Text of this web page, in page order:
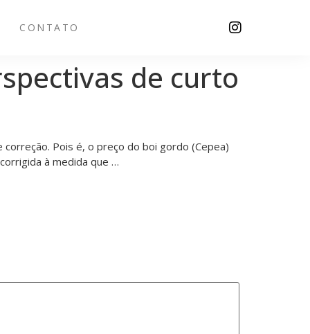
CONTATO
de curto
Pois é, o preço do boi gordo (Cepea)
à medida que …